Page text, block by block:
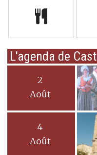
L'agenda de
2
Août
4
Août